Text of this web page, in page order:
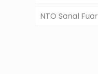
NTO Sanal Fuar